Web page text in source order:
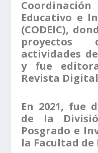
Educativo e
(CODEIC),
proyectos
actividades
y fue
Revista
En 2021, fue
de la
Posgrado e
la Facultad de